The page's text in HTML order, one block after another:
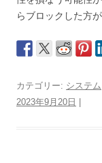
らブロックした方
カテゴリー: システム
2023年9月20日